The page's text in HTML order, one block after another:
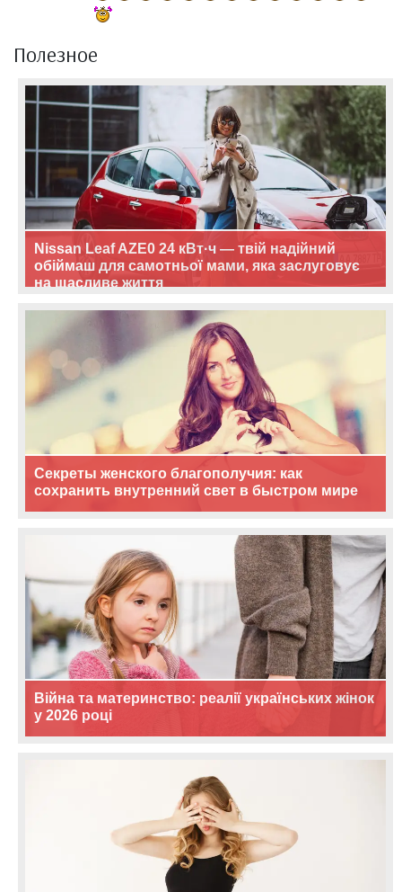
Полезное
Nissan Leaf AZE0 24 кВт·ч — твій надійний
обіймаш для самотньої мами, яка заслуговує
на щасливе життя
Секреты женского благополучия: как
сохранить внутренний свет в быстром мире
Війна та материнство: реалії українських жінок
у 2026 році